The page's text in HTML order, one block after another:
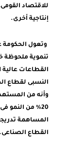
للاقتصاد
إنتاجية أخرى.
وتعول الحكومة
تنموية ملحوظة
القطاعات عالية
وأنه من
المساهمة
القطاع الصناعى.